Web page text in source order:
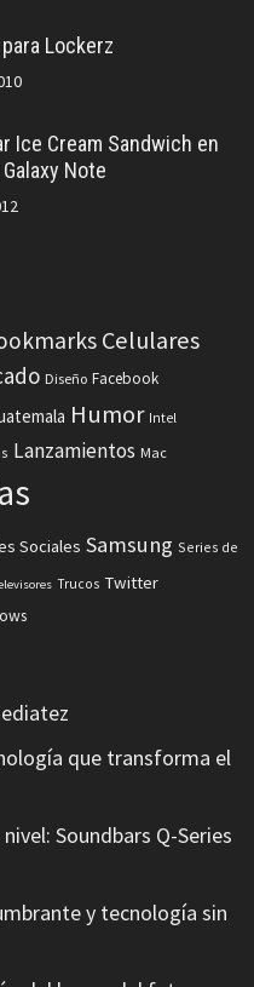
Lockerz
Ice Cream Sandwich en
Note
Celulares
Diseño Facebook
Humor Intel
Lanzamientos Mac
Sociales Samsung Series de
Trucos Twitter
que transforma el
Soundbars Q-Series
y tecnología sin